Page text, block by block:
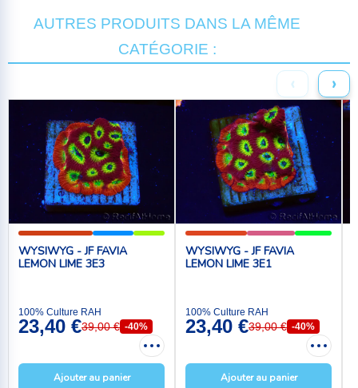
AUTRES PRODUITS DANS LA MÊME
CATÉGORIE :
‹ ›
WYSIWYG - JF FAVIA
LEMON LIME 3E3
100% Culture RAH
23,40 €39,00 € -40%
Ajouter au panier
WYSIWYG - JF FAVIA
LEMON LIME 3E1
100% Culture RAH
23,40 €39,00 € -40%
Ajouter au panier